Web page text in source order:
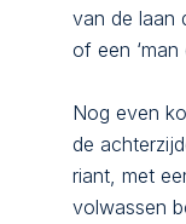
van de laan
of een
Nog even
de
riant, met
volwassen